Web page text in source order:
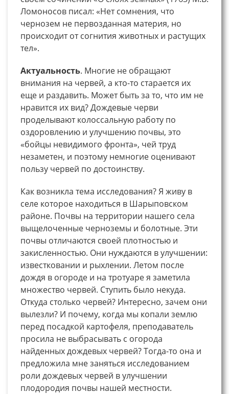
Ломоносов писал: «Нет сомнения, что
чернозем не первозданная материя, но
происходит от согнития животных и растущих
тел».
Актуальность. Многие не обращают
внимания на червей, а кто-то старается их
еще и раздавить. Может быть за то, что им не
нравится их вид? Дождевые черви
проделывают колоссальную работу по
оздоровлению и улучшению почвы, это
«бойцы невидимого фронта», чей труд
незаметен, и поэтому немногие оценивают
пользу червей по достоинству.
Как возникла тема исследования? Я живу в
селе которое находиться в Шарыповском
районе. Почвы на территории нашего села
выщелоченные черноземы и болотные. Эти
почвы отличаются своей плотностью и
закисленностью. Они нуждаются в улучшении:
известковании и рыхлении. Летом после
дождя в огороде и на тротуаре я заметила
множество червей. Ступить было некуда.
Откуда столько червей? Интересно, зачем они
вылезли? И почему, когда мы копали землю
перед посадкой картофеля, преподаватель
просила не выбрасывать с огорода
найденных дождевых червей? Тогда-то она и
предложила мне заняться исследованием
роли дождевых червей в улучшении
плодородия почвы нашей местности.